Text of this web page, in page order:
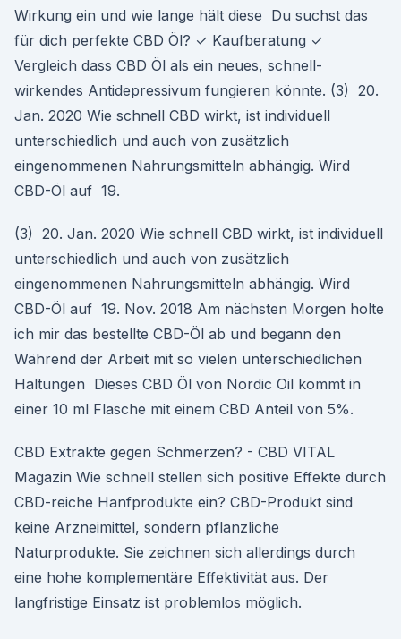
Wirkung ein und wie lange hält diese Du suchst das
für dich perfekte CBD Öl? ✓ Kaufberatung ✓
Vergleich dass CBD Öl als ein neues, schnell-
wirkendes Antidepressivum fungieren könnte. (3) 20.
Jan. 2020 Wie schnell CBD wirkt, ist individuell
unterschiedlich und auch von zusätzlich
eingenommenen Nahrungsmitteln abhängig. Wird
CBD-Öl auf 19.
(3) 20. Jan. 2020 Wie schnell CBD wirkt, ist individuell
unterschiedlich und auch von zusätzlich
eingenommenen Nahrungsmitteln abhängig. Wird
CBD-Öl auf 19. Nov. 2018 Am nächsten Morgen holte
ich mir das bestellte CBD-Öl ab und begann den
Während der Arbeit mit so vielen unterschiedlichen
Haltungen Dieses CBD Öl von Nordic Oil kommt in
einer 10 ml Flasche mit einem CBD Anteil von 5%.
CBD Extrakte gegen Schmerzen? - CBD VITAL
Magazin Wie schnell stellen sich positive Effekte durch
CBD-reiche Hanfprodukte ein? CBD-Produkt sind
keine Arzneimittel, sondern pflanzliche
Naturprodukte. Sie zeichnen sich allerdings durch
eine hohe komplementäre Effektivität aus. Der
langfristige Einsatz ist problemlos möglich.